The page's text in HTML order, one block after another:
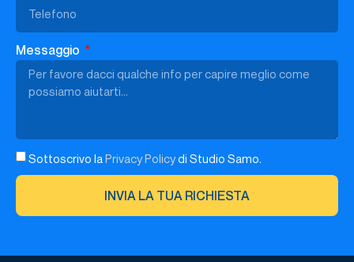
Messaggio
Sottoscrivo laPrivacy Policydi Studio Samo.
INVIA LA TUA RICHIESTA